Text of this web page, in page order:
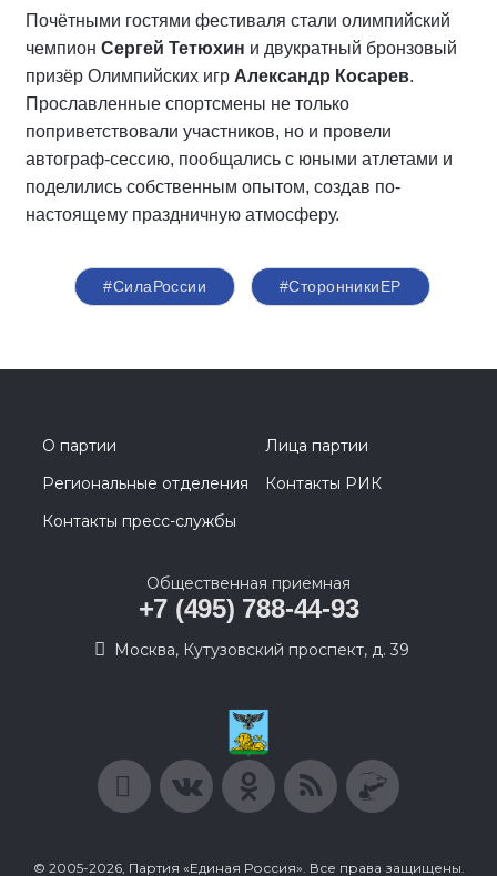
Почётными гостями фестиваля стали олимпийский
чемпион Сергей Тетюхин и двукратный бронзовый
призёр Олимпийских игр Александр Косарев.
Прославленные спортсмены не только
поприветствовали участников, но и провели
автограф-сессию, пообщались с юными атлетами и
поделились собственным опытом, создав по-
настоящему праздничную атмосферу.
#СилаРоссии #СторонникиЕР
О партии
Лица партии
Региональные отделения
Контакты РИК
Контакты пресс-службы
Общественная приемная
+7 (495) 788-44-93
Москва, Кутузовский проспект, д. 39
© 2005-2026, Партия «Единая Россия». Все права защищены.